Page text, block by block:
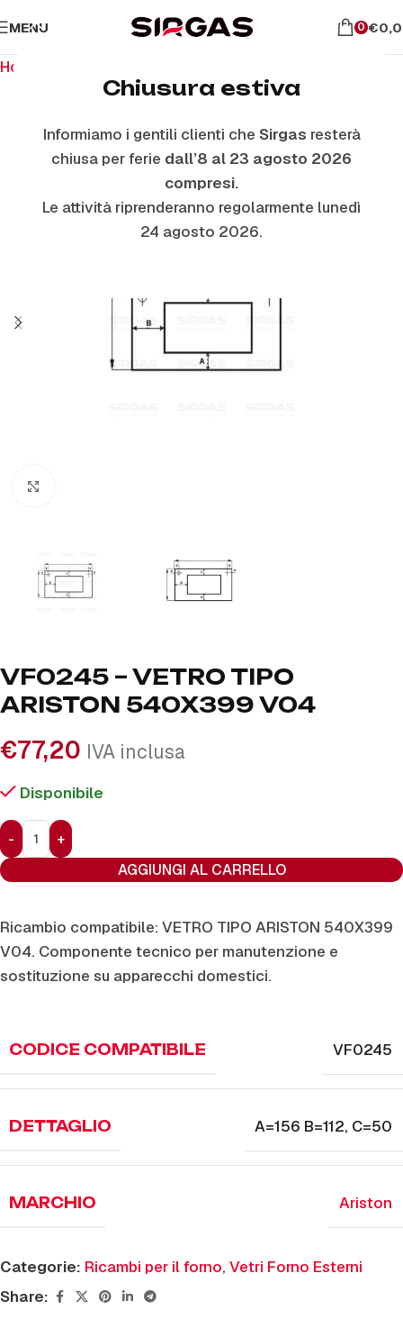
Chiusura estiva
Informiamo i gentili clienti che Sirgas resterà
chiusa per ferie dall’8 al 23 agosto 2026
compresi.
Le attività riprenderanno regolarmente lunedì
24 agosto 2026.
MENU 0 €
Home
VF0245 – VETRO TIPO
ARISTON 540X399 V04
€77,20 IVA inclusa
Disponibile
AGGIUNGI AL CARRELLO
Ricambio compatibile: VETRO TIPO ARISTON 540X399
V04. Componente tecnico per manutenzione e
sostituzione su apparecchi domestici.
CODICE COMPATIBILE VF0245
DETTAGLIO A=156 B=112, C=50
MARCHIO Ariston
Categorie: Ricambi per il forno, Vetri Forno Esterni
Share: